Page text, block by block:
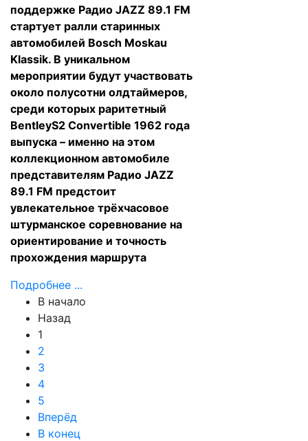
поддержке Радио JAZZ 89.1 FM
стартует ралли старинных
автомобилей Bosch Moskau
Klassik. В уникальном
мероприятии будут участвовать
около полусотни олдтаймеров,
среди которых раритетный
BentleyS2 Convertible 1962 года
выпуска – именно на этом
коллекционном автомобиле
представителям Радио JAZZ
89.1 FM предстоит
увлекательное трёхчасовое
штурманское соревнование на
ориентирование и точность
прохождения маршрута
Подробнее ...
В начало
Назад
1
2
3
4
5
Вперёд
В конец